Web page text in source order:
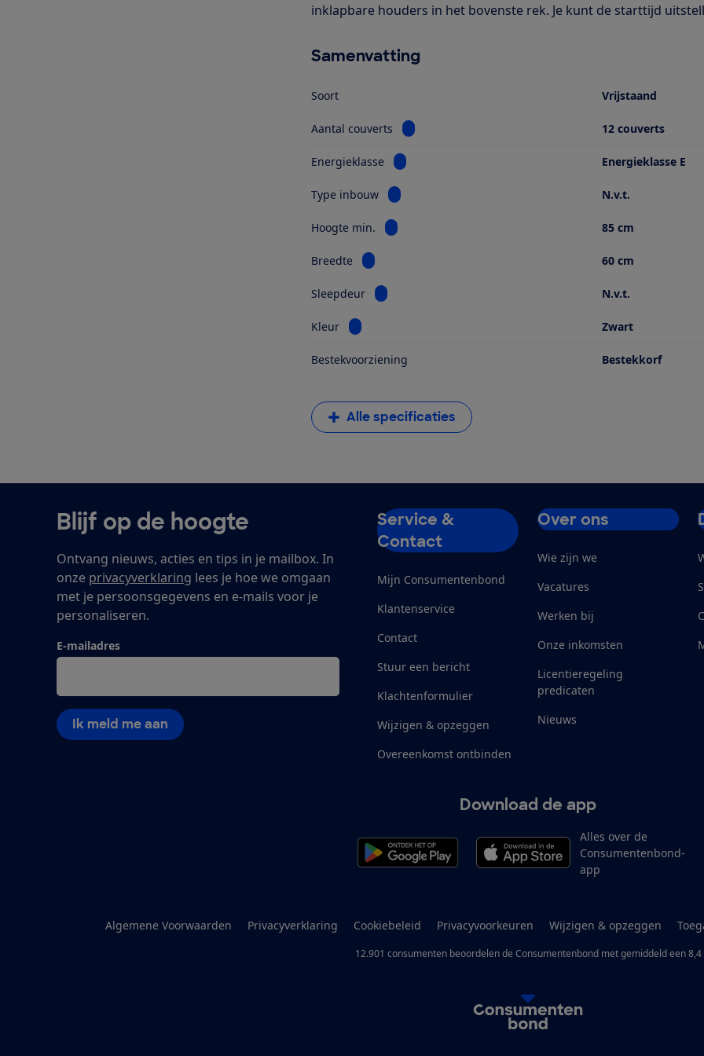
inklapbare houders in het bovenste rek. Je kunt de starttijd
Samenvatting
Soort Vrijstaand
Aantal couverts Bekijk informatie voor Aantal couverts 12 couverts
Energieklasse Bekijk informatie voor Energieklasse Energieklasse E
Type inbouw Bekijk informatie voor Type inbouw N.v.t.
Hoogte min. Bekijk informatie voor Hoogte min. 85 cm
Breedte Bekijk informatie voor Breedte 60 cm
Sleepdeur Bekijk informatie voor Sleepdeur N.v.t.
Kleur Bekijk informatie voor Kleur Zwart
Bestekvoorziening Bestekkorf
Alle specificaties
Blijf op de hoogte
Ontvang nieuws, acties en tips in je mailbox. In
onze privacyverklaring lees je hoe we omgaan
met je persoonsgegevens en e-mails voor je
personaliseren.
E-mailadres
Ik meld me aan
Service &
Contact
Mijn Consumentenbond
Klantenservice
Contact
Stuur een bericht
Klachtenformulier
Wijzigen & opzeggen
Overeenkomst ontbinden
Over ons
Wie zijn we
Vacatures
Werken bij
Onze inkomsten
Licentieregeling
predicaten
Nieuws
Download de app
Alles over de
Consumentenbond-
app
Algemene Voorwaarden Privacyverklaring Cookiebeleid Privacyvoorkeuren Wijzigen & opzeggen
12.901 consumenten beoordelen de Consumentenbondmet gemiddeld een 8,4